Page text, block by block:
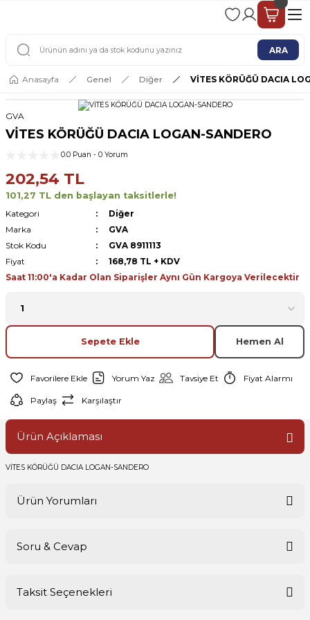
2 - 4 İŞ GÜNÜ İÇERİSİNDE KARGO
ARA
Anasayfa Genel Diğer VİTES KÖRÜĞÜ DACIA
GVA
VİTES KÖRÜĞÜ DACIA LOGAN-SANDERO
0.0 Puan - 0 Yorum
202,54 TL
101,27 TL den başlayan taksitlerle!
Kategori
Diğer
Marka
GVA
Stok Kodu
GVA 8911113
Fiyat
168,78 TL + KDV
Saat 11:00'a Kadar Olan Siparişler Aynı Gün Kargoya Verilecektir
Sepete Ekle Hemen Al
Yorum Yaz Tavsiye Et Fiyat Alarmı
Paylaş Karşılaştır
Ürün Açıklaması
VİTES KÖRÜĞÜ DACIA LOGAN-SANDERO
Ürün Yorumları
Soru & Cevap
Taksit Seçenekleri